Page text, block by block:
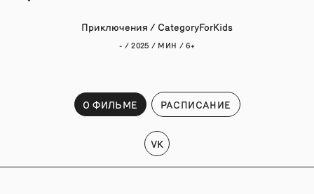
Приключения / CategoryForKids
- / 2025 / МИН / 6+
О ФИЛЬМЕ РАСПИСАНИЕ
VK